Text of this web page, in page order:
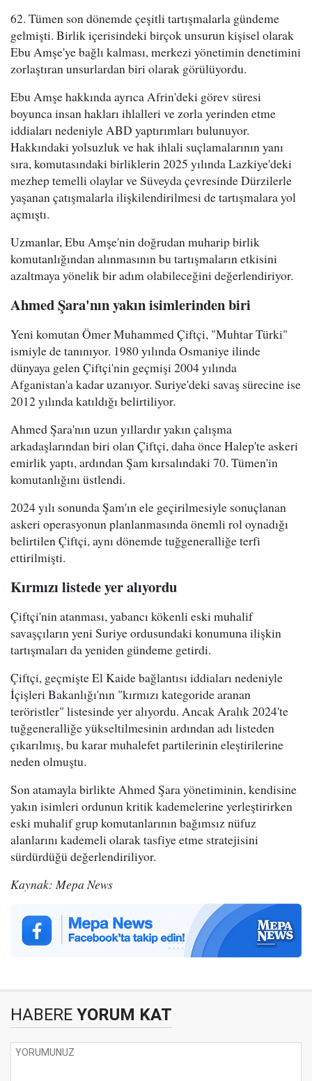
62. Tümen son dönemde çeşitli tartışmalarla gündeme
gelmişti. Birlik içerisindeki birçok unsurun kişisel olarak
Ebu Amşe'ye bağlı kalması, merkezi yönetimin denetimini
zorlaştıran unsurlardan biri olarak görülüyordu.
Ebu Amşe hakkında ayrıca Afrin'deki görev süresi
boyunca insan hakları ihlalleri ve zorla yerinden etme
iddiaları nedeniyle ABD yaptırımları bulunuyor.
Hakkındaki yolsuzluk ve hak ihlali suçlamalarının yanı
sıra, komutasındaki birliklerin 2025 yılında Lazkiye'deki
mezhep temelli olaylar ve Süveyda çevresinde Dürzilerle
yaşanan çatışmalarla ilişkilendirilmesi de tartışmalara yol
açmıştı.
Uzmanlar, Ebu Amşe'nin doğrudan muharip birlik
komutanlığından alınmasının bu tartışmaların etkisini
azaltmaya yönelik bir adım olabileceğini değerlendiriyor.
Ahmed Şara'nın yakın isimlerinden biri
Yeni komutan Ömer Muhammed Çiftçi, "Muhtar Türki"
ismiyle de tanınıyor. 1980 yılında Osmaniye ilinde
dünyaya gelen Çiftçi'nin geçmişi 2004 yılında
Afganistan'a kadar uzanıyor. Suriye'deki savaş sürecine ise
2012 yılında katıldığı belirtiliyor.
Ahmed Şara'nın uzun yıllardır yakın çalışma
arkadaşlarından biri olan Çiftçi, daha önce Halep'te askeri
emirlik yaptı, ardından Şam kırsalındaki 70. Tümen'in
komutanlığını üstlendi.
2024 yılı sonunda Şam'ın ele geçirilmesiyle sonuçlanan
askeri operasyonun planlanmasında önemli rol oynadığı
belirtilen Çiftçi, aynı dönemde tuğgeneralliğe terfi
ettirilmişti.
Kırmızı listede yer alıyordu
Çiftçi'nin atanması, yabancı kökenli eski muhalif
savaşçıların yeni Suriye ordusundaki konumuna ilişkin
tartışmaları da yeniden gündeme getirdi.
Çiftçi, geçmişte El Kaide bağlantısı iddiaları nedeniyle
İçişleri Bakanlığı'nın "kırmızı kategoride aranan
teröristler" listesinde yer alıyordu. Ancak Aralık 2024'te
tuğgeneralliğe yükseltilmesinin ardından adı listeden
çıkarılmış, bu karar muhalefet partilerinin eleştirilerine
neden olmuştu.
Son atamayla birlikte Ahmed Şara yönetiminin, kendisine
yakın isimleri ordunun kritik kademelerine yerleştirirken
eski muhalif grup komutanlarının bağımsız nüfuz
alanlarını kademeli olarak tasfiye etme stratejisini
sürdürdüğü değerlendiriliyor.
Kaynak: Mepa News
HABERE YORUM KAT